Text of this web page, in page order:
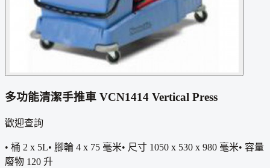
多功能清潔手推車 VCN1414 Vertical Press
歡迎查詢
• 桶 2 x 5L• 腳輪 4 x 75 毫米• 尺寸 1050 x 530 x 980 毫米• 容量
廢物 120 升